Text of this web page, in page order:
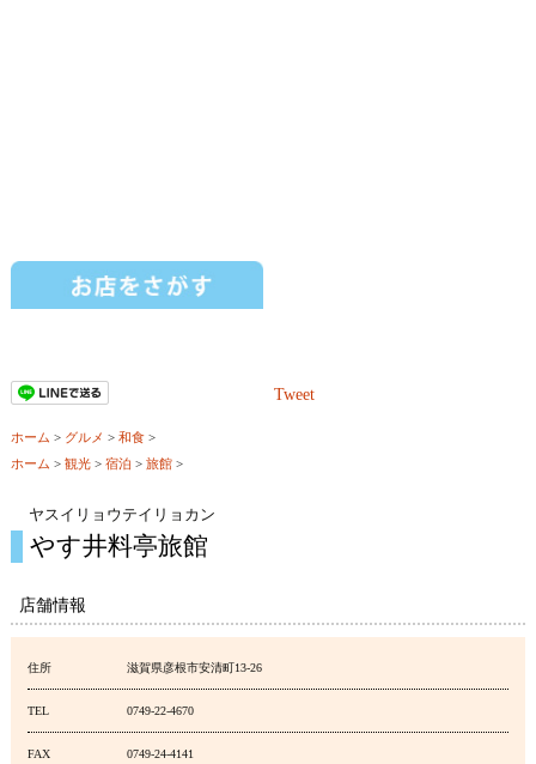
Tweet
ホーム > グルメ > 和食>
ホーム > 観光> 宿泊 > 旅館>
ヤスイリョウテイリョカン
やす井料亭旅館
店舗情報
住所 滋賀県彦根市安清町13-26
TEL 0749-22-4670
FAX 0749-24-4141